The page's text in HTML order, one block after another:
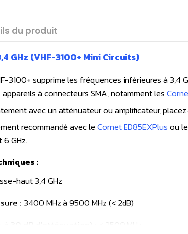
du produit
GHz (VHF-3100+ Mini Circuits)
3100+ supprime les fréquences inférieures à 3,4
à connecteurs SMA, notamment les
avec un atténuateur ou amplificateur,
recommandé avec leCornet ED85EXPlusou le
GHz.
:
haut 3,4 GHz
: 3400 MHz à 9500 MHz (< 2dB)